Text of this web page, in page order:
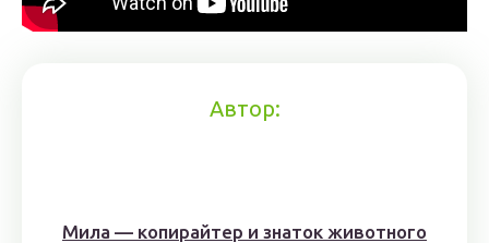
Автор:
Мила — копирайтер и знаток животного